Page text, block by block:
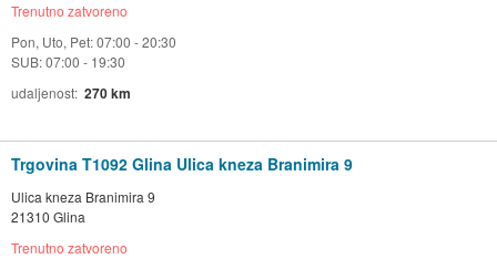
Trenutno zatvoreno
Pon, Uto, Pet: 07:00 - 20:30
SUB: 07:00 - 19:30
udaljenost 270 km
Trgovina T1092 Glina Ulica kneza Branimira 9
Ulica kneza Branimira 9
21310 Glina
Trenutno zatvoreno